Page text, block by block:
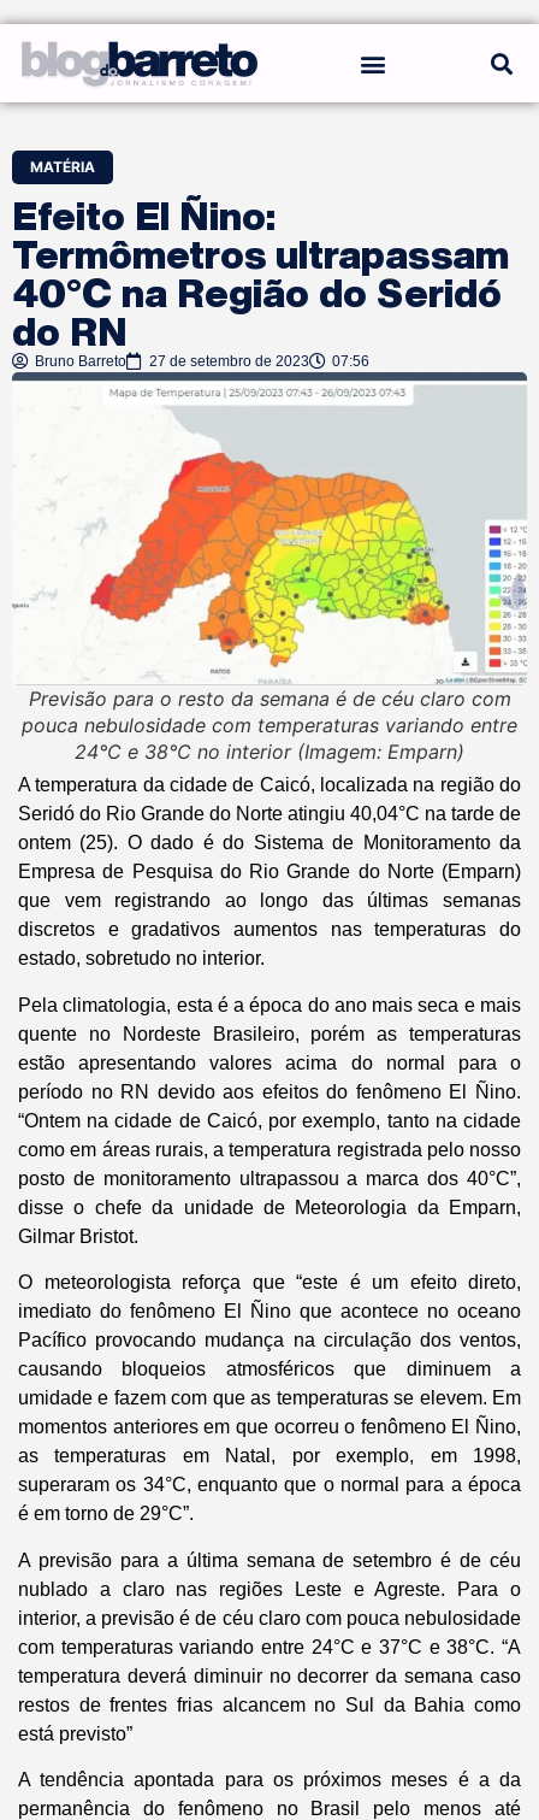
MATÉRIA
Efeito El Ñino:
Termômetros ultrapassam
40°C na Região do Seridó
do RN
Bruno Barreto 27 de setembro de 2023 07:56
Previsão para o resto da semana é de céu claro com
pouca nebulosidade com temperaturas variando entre
24°C e 38°C no interior (Imagem: Emparn)
A temperatura da cidade de Caicó, localizada na região do
Seridó do Rio Grande do Norte atingiu 40,04°C na tarde de
ontem (25). O dado é do Sistema de Monitoramento da
Empresa de Pesquisa do Rio Grande do Norte (Emparn)
que vem registrando ao longo das últimas semanas
discretos e gradativos aumentos nas temperaturas do
estado, sobretudo no interior.
Pela climatologia, esta é a época do ano mais seca e mais
quente no Nordeste Brasileiro, porém as temperaturas
estão apresentando valores acima do normal para o
período no RN devido aos efeitos do fenômeno El Ñino.
“Ontem na cidade de Caicó, por exemplo, tanto na cidade
como em áreas rurais, a temperatura registrada pelo nosso
posto de monitoramento ultrapassou a marca dos 40°C”,
disse o chefe da unidade de Meteorologia da Emparn,
Gilmar Bristot.
O meteorologista reforça que “este é um efeito direto,
imediato do fenômeno El Ñino que acontece no oceano
Pacífico provocando mudança na circulação dos ventos,
causando bloqueios atmosféricos que diminuem a
umidade e fazem com que as temperaturas se elevem. Em
momentos anteriores em que ocorreu o fenômeno El Ñino,
as temperaturas em Natal, por exemplo, em 1998,
superaram os 34°C, enquanto que o normal para a época
é em torno de 29°C”.
A previsão para a última semana de setembro é de céu
nublado a claro nas regiões Leste e Agreste. Para o
interior, a previsão é de céu claro com pouca nebulosidade
com temperaturas variando entre 24°C e 37°C e 38°C. “A
temperatura deverá diminuir no decorrer da semana caso
restos de frentes frias alcancem no Sul da Bahia como
está previsto”
A tendência apontada para os próximos meses é a da
permanência do fenômeno no Brasil pelo menos até